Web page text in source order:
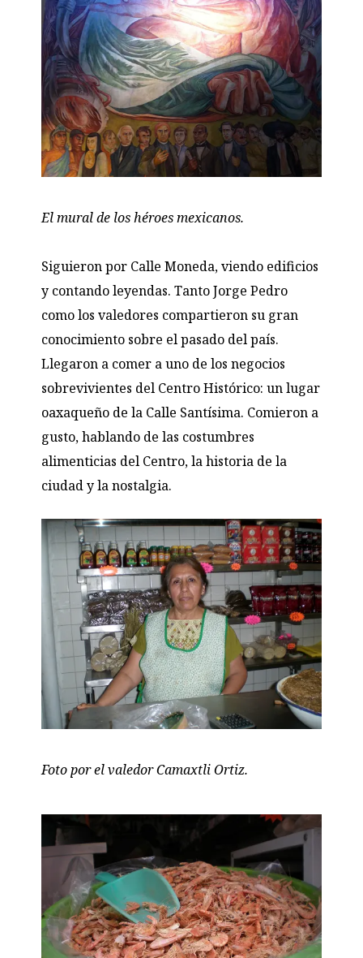
El mural de los héroes mexicanos.
Siguieron por Calle Moneda, viendo edificios
y contando leyendas. Tanto Jorge Pedro
como los valedores compartieron su gran
conocimiento sobre el pasado del país.
Llegaron a comer a uno de los negocios
sobrevivientes del Centro Histórico: un lugar
oaxaqueño de la Calle Santísima. Comieron a
gusto, hablando de las costumbres
alimenticias del Centro, la historia de la
ciudad y la nostalgia.
Foto por el valedor Camaxtli Ortiz.